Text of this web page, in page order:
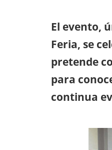
El evento,
Feria, se
pretende
para
continua